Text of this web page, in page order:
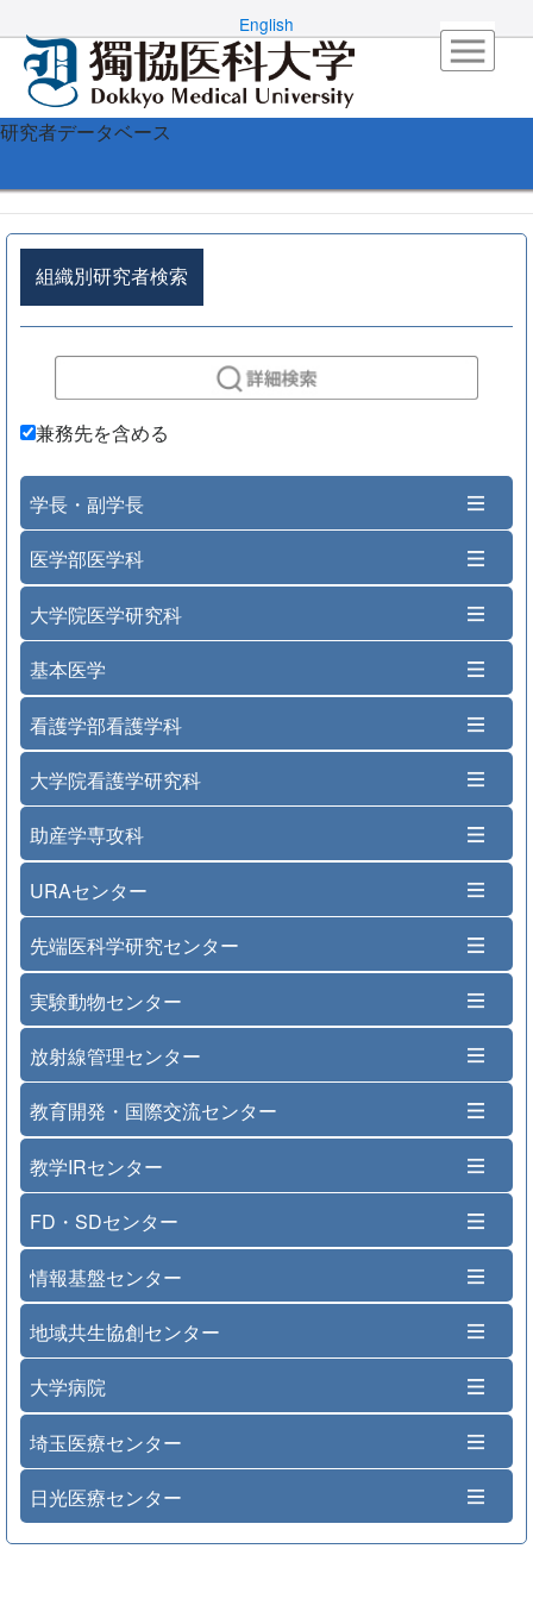
English
研究者データベース
組織別研究者検索
兼務先を含める
学長・副学長
医学部医学科
大学院医学研究科
基本医学
看護学部看護学科
大学院看護学研究科
助産学専攻科
URAセンター
先端医科学研究センター
実験動物センター
放射線管理センター
教育開発・国際交流センター
教学IRセンター
FD・SDセンター
情報基盤センター
地域共生協創センター
大学病院
埼玉医療センター
日光医療センター